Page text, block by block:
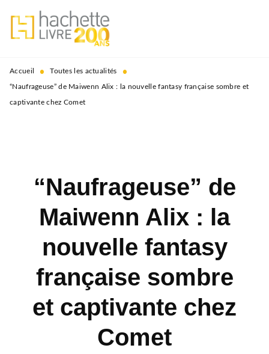
MENU RECHERCHE
PIED DE PAGE
Accueil • Toutes les actualités •
“Naufrageuse” de Maiwenn Alix : la nouvelle fantasy française sombre et
captivante chez Comet
“Naufrageuse” de
Maiwenn Alix : la
nouvelle fantasy
française sombre
et captivante chez
Comet